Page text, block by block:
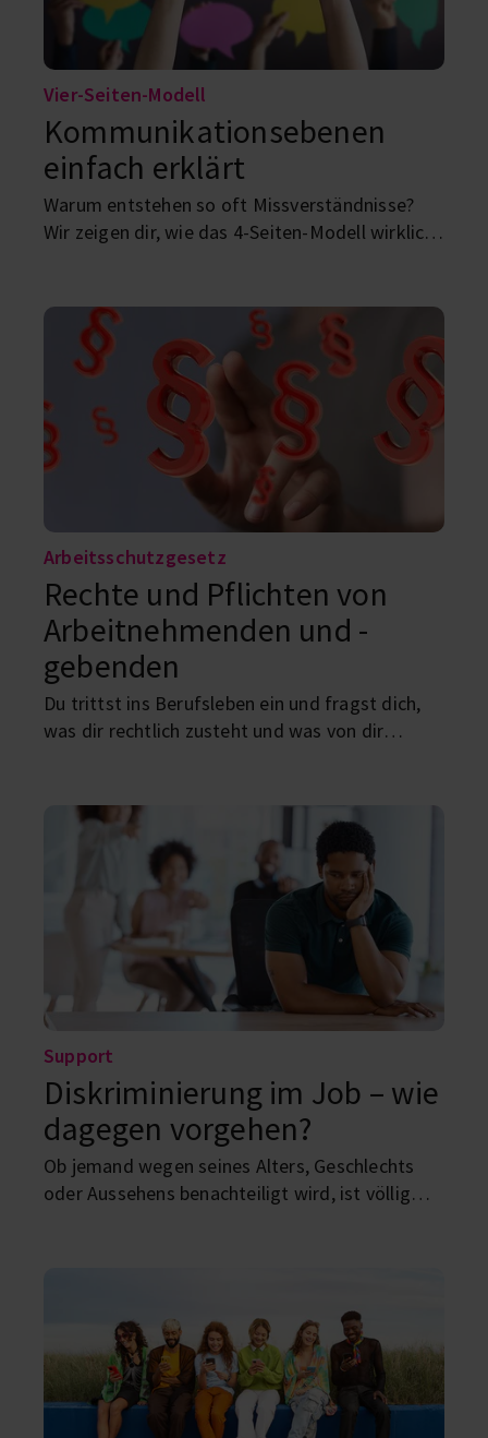
Vier-Seiten-Modell
Kommunikationsebenen
einfach erklärt
Warum entstehen so oft Missverständnisse?
Wir zeigen dir, wie das 4-Seiten-Modell wirklich
Arbeitsschutzgesetz
Rechte und Pflichten von
Arbeitnehmenden und -
gebenden
Du trittst ins Berufsleben ein und fragst dich,
was dir rechtlich zusteht und was von dir
welche dein:e Arbeitgeber:in.
Support
Diskriminierung im Job – wie
dagegen vorgehen?
Ob jemand wegen seines Alters, Geschlechts
oder Aussehens benachteiligt wird, ist völlig